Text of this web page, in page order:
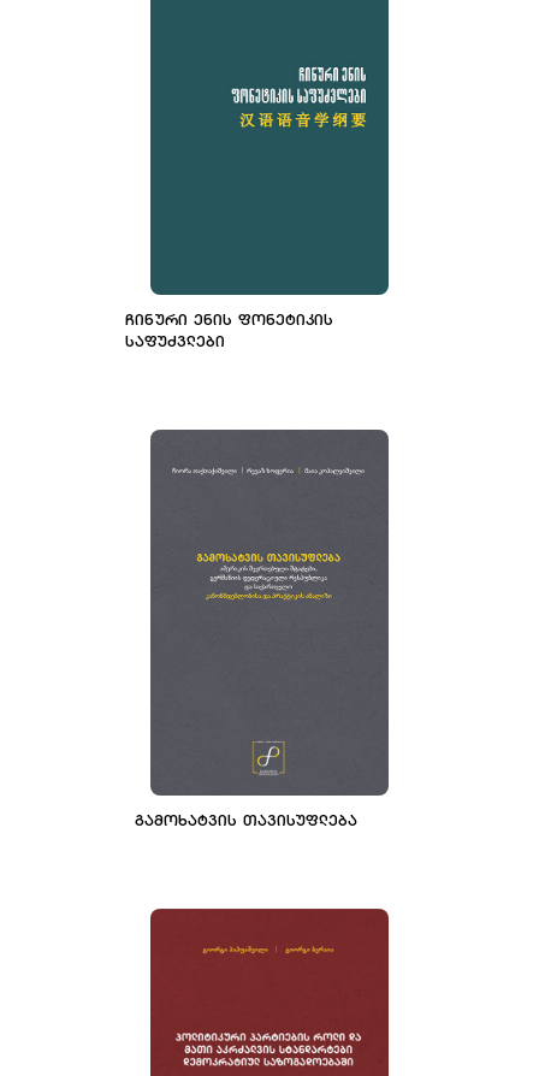
ᲩᲘᲜᲣᲠᲘ ᲔᲜᲘᲡ ᲤᲝᲜᲔᲢᲘᲙᲘᲡ
ᲡᲐᲤᲣᲫᲕᲚᲔᲑᲘ
ᲒᲐᲛᲝᲮᲐᲢᲕᲘᲡ ᲗᲐᲕᲘᲡᲣᲤᲚᲔᲑᲐ